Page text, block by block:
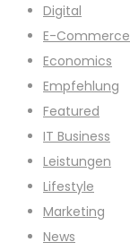
Digital
E-Commerce
Economics
Empfehlung
Featured
IT Business
Leistungen
Lifestyle
Marketing
News